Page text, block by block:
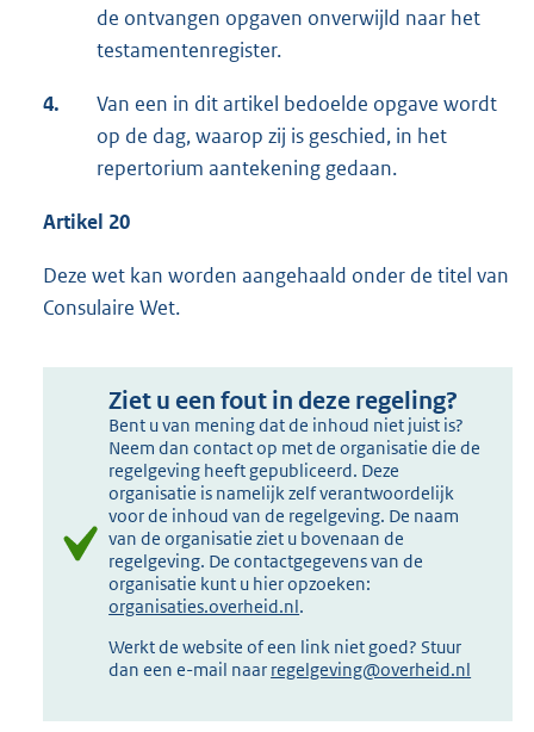
de ontvangen opgaven onverwijld naar het
testamentenregister.
4.
Van een in dit artikel bedoelde opgave wordt
op de dag, waarop zij is geschied, in het
repertorium aantekening gedaan.
Artikel 20
Deze wet kan worden aangehaald onder de titel van
Consulaire Wet.
Ziet u een fout in deze regeling?
Bent u van mening dat de inhoud niet juist is?
Neem dan contact op met de organisatie die de
regelgeving heeft gepubliceerd. Deze
organisatie is namelijk zelf verantwoordelijk
voor de inhoud van de regelgeving. De naam
van de organisatie ziet u bovenaan de
regelgeving. De contactgegevens van de
organisatie kunt u hier opzoeken:
organisaties.overheid.nl.
Werkt de website of een link niet goed? Stuur
dan een e-mail naar regelgeving@overheid.nl